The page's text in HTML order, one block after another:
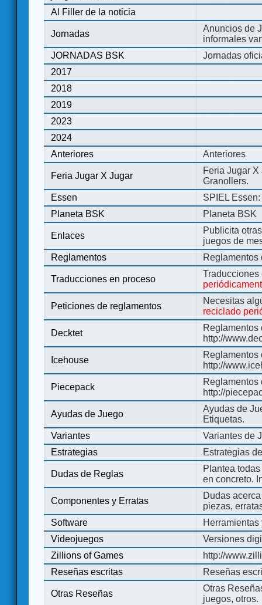
Al Filler de la noticia
Jornadas
Anuncios de
informales
JORNADAS BSK
Jornadas
2017
2018
2019
2023
2024
Anteriores
Anteriores
Feria Jugar X Jugar
Feria Jugar
Granollers.
Essen
SPIEL
Planeta BSK
Planeta BSK
Enlaces
Publicita
juegos de
Reglamentos
Reglamentos
Traducciones en proceso
Peticiones de reglamentos
Necesitas
reciclado
Decktet
Reglamentos
http://
Icehouse
Reglamentos
http://
Piecepack
Reglamentos
http://
Ayudas de Juego
Ayudas de
Etiquetas.
Variantes
Variantes de
Estrategias
Estrategias
Dudas de Reglas
Plantea
en concreto.
Componentes y Erratas
Dudas
piezas,
Software
Videojuegos
Versiones
Zillions of Games
http://
Reseñas escritas
Reseñas
Otras Reseñas
Otras
juegos, otros.